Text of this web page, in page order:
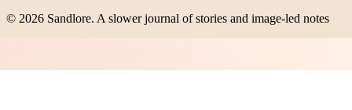
© 2026 Sandlore. A slower journal of stories and image-led notes